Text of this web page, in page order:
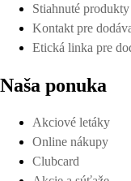
Stiahnuté
Kontakt pre
Etická linka pre
Naša ponuka
Akciové letáky
Online nákupy
Clubcard